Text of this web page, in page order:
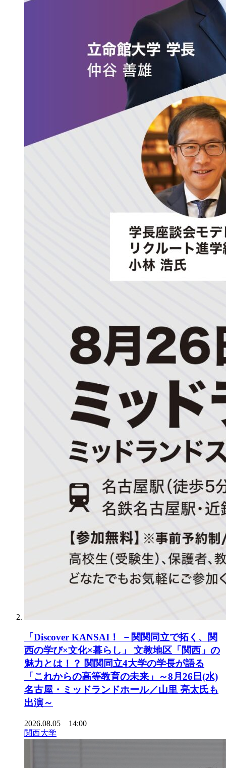
「Discover KANSAI！ －関関同立で拓く、関
西の学び×文化×暮らし」 文教地区「関西」の
魅力とは！？ 関関同立4大学の学長が語る
「これからの高等教育の未来」～8月26日(水)
名古屋・ミッドランドホール／山里 亮太氏も
出演～
2026.08.05 14:00
関西大学